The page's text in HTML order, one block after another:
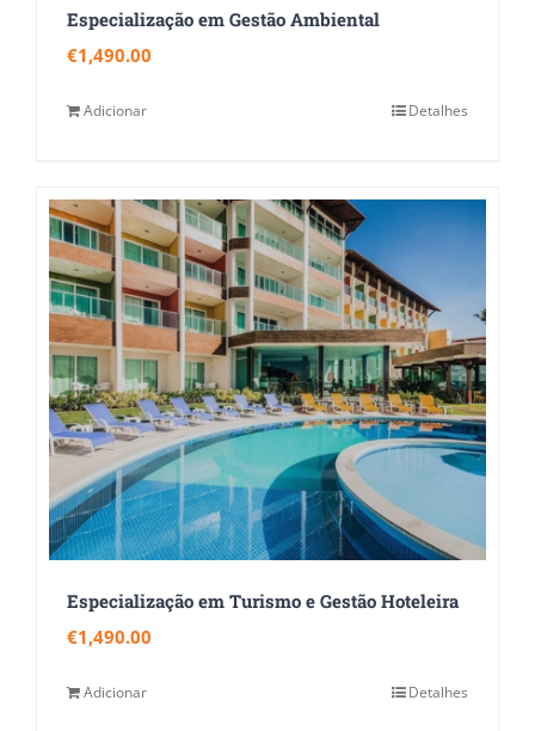
Especialização em Gestão Ambiental
€1,490.00
Adicionar Detalhes
Especialização em Turismo e Gestão Hoteleira
€1,490.00
Adicionar Detalhes